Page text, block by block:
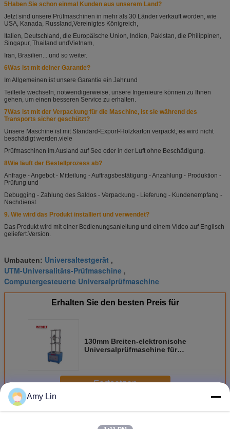
5Haben Sie schon einmal Kunden aus unserem Land?
Jetzt sind unsere Prüfmaschinen in mehr als 30 Länder verkauft worden, wie
USA, Kanada, Russland,Vereinigtes Königreich,
Italien, Deutschland, die Europäische Union, Indien, Pakistan, die Philippinen,
Singapur, Thailand undVietnam,
Iran, Brasilien... und so weiter.
6Was ist mit deiner Garantie?
Im Allgemeinen ist unsere Garantie ein Jahr.und
Teilteile wechseln, notwendigerweise, unsere Ingenieure können zu Ihnen
gehen, um einen besseren Service zu erhalten.
7Was ist mit der Verpackung für die Maschine, ist sie während des
Transports sicher geschützt?
Unsere Maschine ist mit Standard-Export-Holzkarton verpackt, es wird nicht
beschädigt werden.viele
Prüfmaschinen im Ausland auf See oder in der Luft ohne Beschädigung.
8Wie läuft der Bestellprozess ab?
Anfrage - Angebot - Mitteilung - Auftragsbestätigung - Anzahlung - Produktion -
Prüfung und
Debugging - Zahlung des Saldos - Verpackung - Lieferung - Kundenempfang -
Nachdienst.
9. Wie wird das Produkt installiert und verwendet?
Das Produkt wird mit einer Bedienungsanleitung und einem Video auf Englisch
geliefert.Version.
Umbauten: Universaltestgerät ,
UTM-Universalitäts-Prüfmaschine ,
Computergesteuerte Universalprüfmaschine
Erhalten Sie den besten Preis für
130mm Breiten-elektronische
Universalprüfmaschine für
Fortsetzen
MehrUniversalprüfmaschine
Amy Lin